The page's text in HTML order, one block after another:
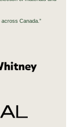
across Canada.”